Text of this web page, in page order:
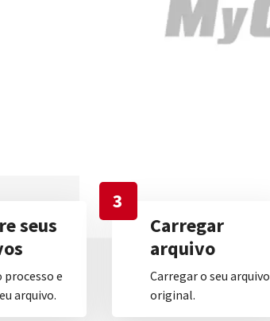
seus
processo e
arquivo.
3
Carregar
arquivo
Carregar o seu arquivo
original.